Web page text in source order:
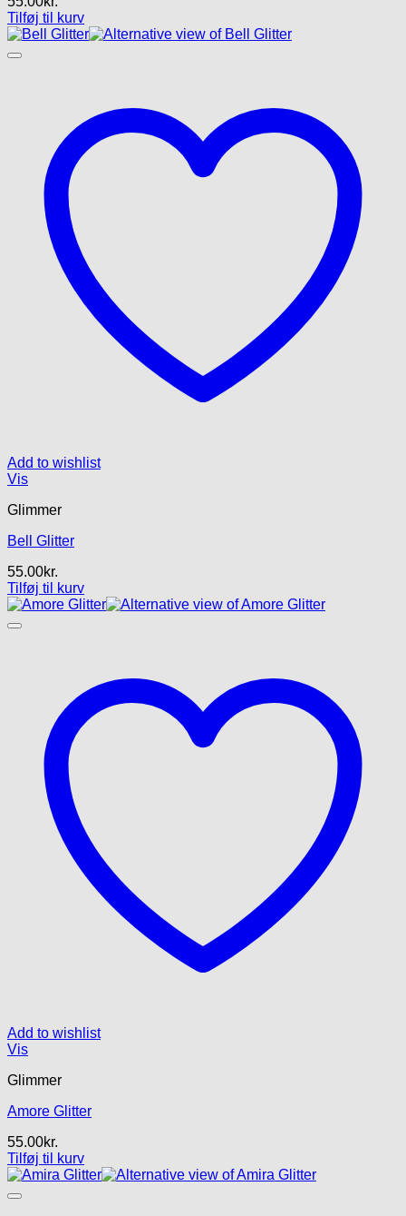
Tilføj til kurv
Add to wishlist
Vis
Glimmer
Bell Glitter
55.00kr.
Tilføj til kurv
Add to wishlist
Vis
Glimmer
Amore Glitter
55.00kr.
Tilføj til kurv